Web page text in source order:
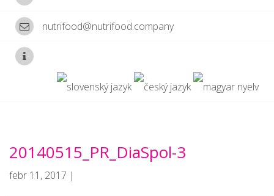
nutrifood@nutrifood.company
20140515_PR_DiaSpol-3
febr 11, 2017 |